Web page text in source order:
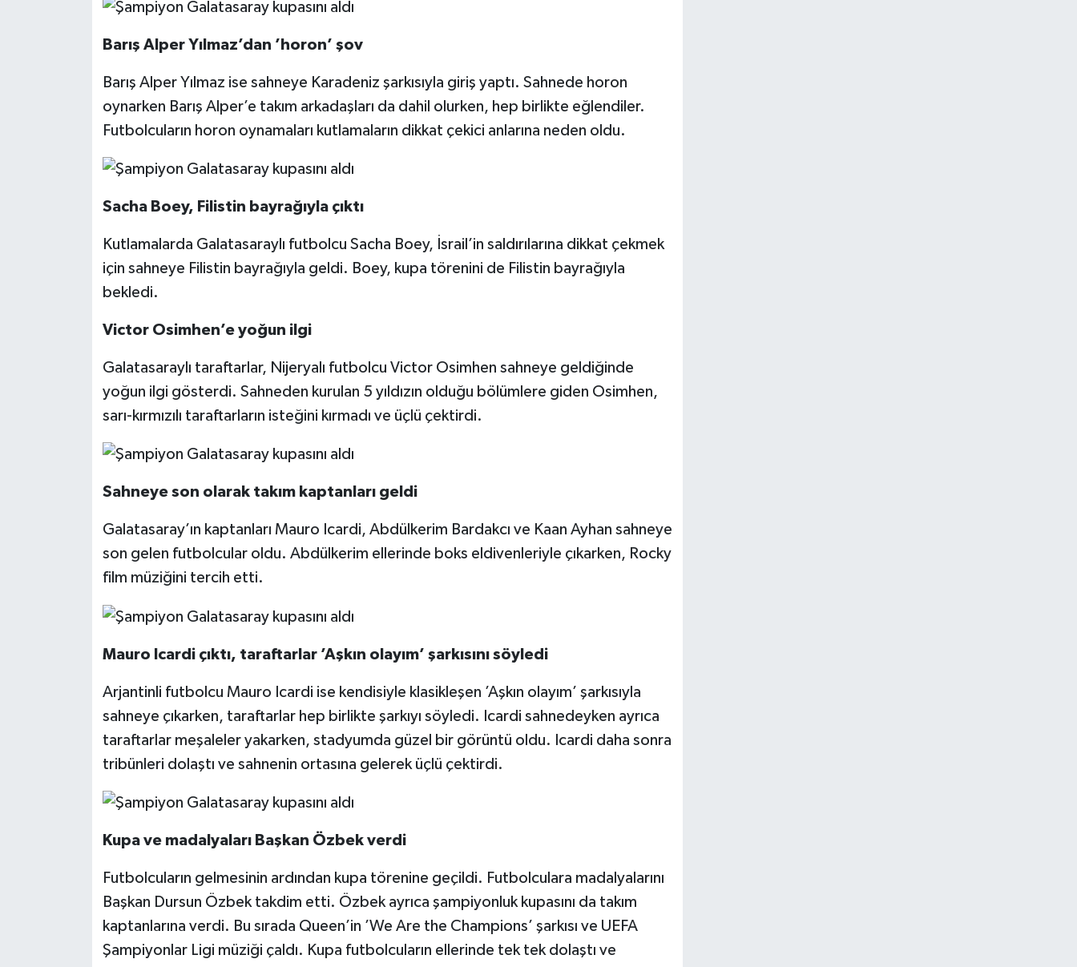
Barış Alper Yılmaz’dan ’horon’ şov
Barış Alper Yılmaz ise sahneye Karadeniz şarkısıyla giriş yaptı. Sahnede horon
oynarken Barış Alper’e takım arkadaşları da dahil olurken, hep birlikte eğlendiler.
Futbolcuların horon oynamaları kutlamaların dikkat çekici anlarına neden oldu.
Sacha Boey, Filistin bayrağıyla çıktı
Kutlamalarda Galatasaraylı futbolcu Sacha Boey, İsrail’in saldırılarına dikkat çekmek
için sahneye Filistin bayrağıyla geldi. Boey, kupa törenini de Filistin bayrağıyla
bekledi.
Victor Osimhen’e yoğun ilgi
Galatasaraylı taraftarlar, Nijeryalı futbolcu Victor Osimhen sahneye geldiğinde
yoğun ilgi gösterdi. Sahneden kurulan 5 yıldızın olduğu bölümlere giden Osimhen,
sarı-kırmızılı taraftarların isteğini kırmadı ve üçlü çektirdi.
Sahneye son olarak takım kaptanları geldi
Galatasaray’ın kaptanları Mauro Icardi, Abdülkerim Bardakcı ve Kaan Ayhan sahneye
son gelen futbolcular oldu. Abdülkerim ellerinde boks eldivenleriyle çıkarken, Rocky
film müziğini tercih etti.
Mauro Icardi çıktı, taraftarlar ’Aşkın olayım’ şarkısını söyledi
Arjantinli futbolcu Mauro Icardi ise kendisiyle klasikleşen ’Aşkın olayım’ şarkısıyla
sahneye çıkarken, taraftarlar hep birlikte şarkıyı söyledi. Icardi sahnedeyken ayrıca
taraftarlar meşaleler yakarken, stadyumda güzel bir görüntü oldu. Icardi daha sonra
tribünleri dolaştı ve sahnenin ortasına gelerek üçlü çektirdi.
Kupa ve madalyaları Başkan Özbek verdi
Futbolcuların gelmesinin ardından kupa törenine geçildi. Futbolculara madalyalarını
Başkan Dursun Özbek takdim etti. Özbek ayrıca şampiyonluk kupasını da takım
kaptanlarına verdi. Bu sırada Queen’in ’We Are the Champions’ şarkısı ve UEFA
Şampiyonlar Ligi müziği çaldı. Kupa futbolcuların ellerinde tek tek dolaştı ve